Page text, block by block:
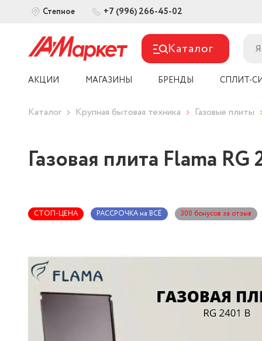
Степное +7 (996) 266-45-02
Каталог
АКЦИИ МАГАЗИНЫ БРЕНДЫ СПЛИТ-
Каталог Крупная бытовая техника Газовые плиты
Газовая плита Flama
СТОП-ЦЕНА РАССРОЧКА на ВСЁ 300 бонусов за отзыв